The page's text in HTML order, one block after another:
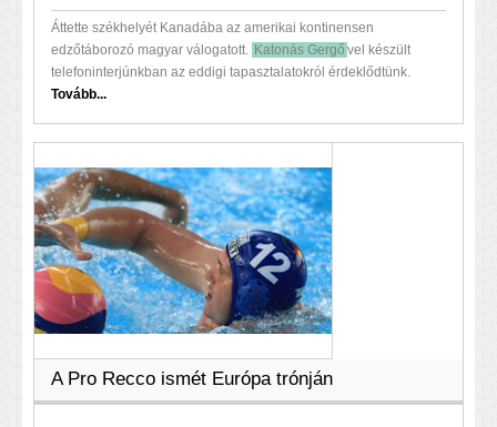
Áttette székhelyét Kanadába az amerikai kontinensen
edzőtáborozó magyar válogatott. Katonás Gergő vel készült
telefoninterjúnkban az eddigi tapasztalatokról érdeklődtünk.
Tovább...
A Pro Recco ismét Európa trónján